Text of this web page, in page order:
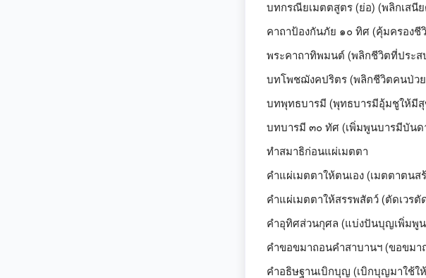
บทกรณียเมตตสูตร (ย่อ) (พลิกเสนี
คาถาป้องกันภัย ๑๐ ทิศ (คุ้มครองชี
พระคาถาทิพมนต์ (พลิกชีวิตที่ประส
บทโพชฌังคปริตร (พลิกชีวิตคนป่วย
บทพุทธบารมี (พุทธบารมีอุ้มชูให้มีสุ
บทบารมี ๓๐ ทัศ (เพิ่มพูนบารมีบันด
ทำสมาธิก่อนแผ่เมตตา
คำแผ่เมตตาให้ตนเอง (เมตตาตนส
คำแผ่เมตตาให้สรรพสัตว์ (ตัดเวร
คำอุทิศส่วนกุศล (แบ่งปันบุญเพิ่มพู
คำขอขมาถอนคำสาบานฯ (ขอขม
คำอธิษฐานเบิกบุญ (เบิกบุญมาใช้ให้